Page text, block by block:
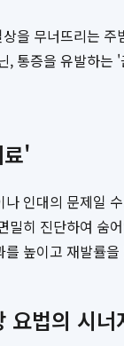
을 무너뜨리는
통증을 유발하
'
인대의 문제일
히 진단하여 숨
높이고 재발률
법의 시너